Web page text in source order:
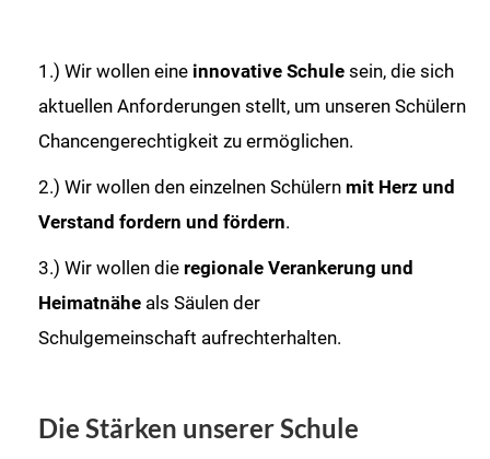
1.) Wir wollen eine innovative Schule sein, die sich
aktuellen Anforderungen stellt, um unseren Schülern
Chancengerechtigkeit zu ermöglichen.
2.) Wir wollen den einzelnen Schülern mit Herz und
Verstand fordern und fördern.
3.) Wir wollen die regionale Verankerung und
Heimatnähe als Säulen der
Schulgemeinschaft aufrechterhalten.
Die Stärken unserer Schule